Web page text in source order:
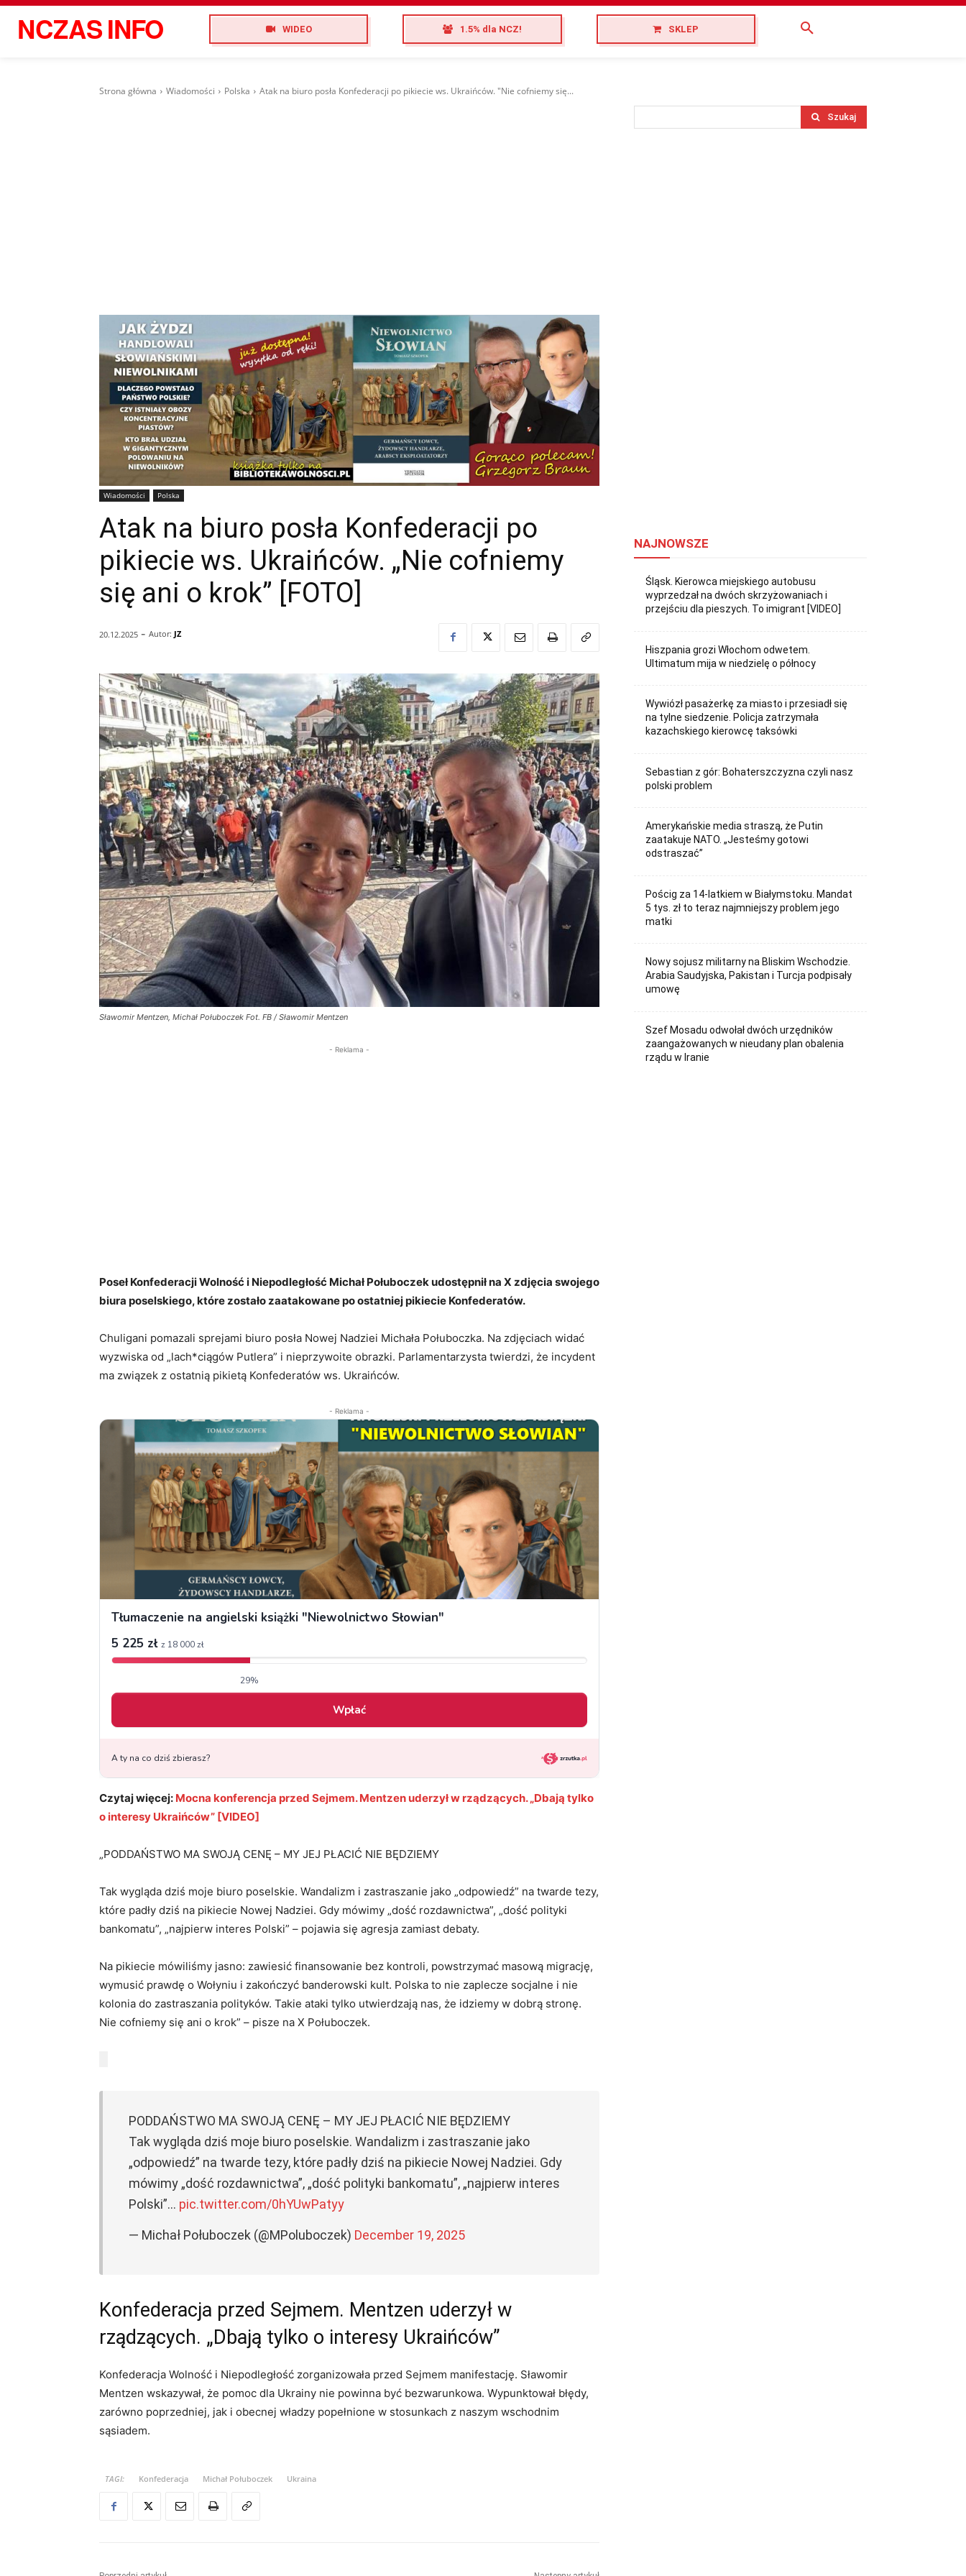
NCZASINFO WIDEO 1.5% dla NCZ! SKLEP
Strona główna Wiadomości Polska Atak na biuro posła Konfederacji po pikiecie ws. Ukraińców. "Nie cofniemy się...
Wiadomości Polska
Atak na biuro posła Konfederacji po
pikiecie ws. Ukraińców. „Nie cofniemy
się ani o krok” [FOTO]
20.12.2025 - Autor: JZ
Sławomir Mentzen, Michał Połuboczek Fot. FB / Sławomir Mentzen
- Reklama -
Poseł Konfederacji Wolność i Niepodległość Michał Połuboczek udostępnił na X zdjęcia swojego
biura poselskiego, które zostało zaatakowane po ostatniej pikiecie Konfederatów.
Chuligani pomazali sprejami biuro posła Nowej Nadziei Michała Połuboczka. Na zdjęciach widać
wyzwiska od „lach*ciągów Putlera” i nieprzywoite obrazki. Parlamentarzysta twierdzi, że incydent
ma związek z ostatnią pikietą Konfederatów ws. Ukraińców.
- Reklama -
Czytaj więcej: Mocna konferencja przed Sejmem. Mentzen uderzył w rządzących. „Dbają tylko
o interesy Ukraińców” [VIDEO]
„PODDAŃSTWO MA SWOJĄ CENĘ – MY JEJ PŁACIĆ NIE BĘDZIEMY
Tak wygląda dziś moje biuro poselskie. Wandalizm i zastraszanie jako „odpowiedź” na twarde tezy,
które padły dziś na pikiecie Nowej Nadziei. Gdy mówimy „dość rozdawnictwa”, „dość polityki
bankomatu”, „najpierw interes Polski” – pojawia się agresja zamiast debaty.
Na pikiecie mówiliśmy jasno: zawiesić finansowanie bez kontroli, powstrzymać masową migrację,
wymusić prawdę o Wołyniu i zakończyć banderowski kult. Polska to nie zaplecze socjalne i nie
kolonia do zastraszania polityków. Takie ataki tylko utwierdzają nas, że idziemy w dobrą stronę.
Nie cofniemy się ani o krok” – pisze na X Połuboczek.
PODDAŃSTWO MA SWOJĄ CENĘ – MY JEJ PŁACIĆ NIE BĘDZIEMY
Tak wygląda dziś moje biuro poselskie. Wandalizm i zastraszanie jako
„odpowiedź” na twarde tezy, które padły dziś na pikiecie Nowej Nadziei. Gdy
mówimy „dość rozdawnictwa”, „dość polityki bankomatu”, „najpierw interes
Polski”… pic.twitter.com/0hYUwPatyy
— Michał Połuboczek (@MPoluboczek) December 19, 2025
Konfederacja przed Sejmem. Mentzen uderzył w
rządzących. „Dbają tylko o interesy Ukraińców”
Konfederacja Wolność i Niepodległość zorganizowała przed Sejmem manifestację. Sławomir
Mentzen wskazywał, że pomoc dla Ukrainy nie powinna być bezwarunkowa. Wypunktował błędy,
zarówno poprzedniej, jak i obecnej władzy popełnione w stosunkach z naszym wschodnim
sąsiadem.
TAGI: Konfederacja Michał Połuboczek Ukraina
Szukaj
NAJNOWSZE
Śląsk. Kierowca miejskiego autobusu
wyprzedzał na dwóch skrzyżowaniach i
przejściu dla pieszych. To imigrant [VIDEO]
Hiszpania grozi Włochom odwetem.
Ultimatum mija w niedzielę o północy
Wywiózł pasażerkę za miasto i przesiadł się
na tylne siedzenie. Policja zatrzymała
kazachskiego kierowcę taksówki
Sebastian z gór: Bohaterszczyzna czyli nasz
polski problem
Amerykańskie media straszą, że Putin
zaatakuje NATO. „Jesteśmy gotowi
odstraszać”
Pościg za 14-latkiem w Białymstoku. Mandat
5 tys. zł to teraz najmniejszy problem jego
matki
Nowy sojusz militarny na Bliskim Wschodzie.
Arabia Saudyjska, Pakistan i Turcja podpisały
umowę
Szef Mosadu odwołał dwóch urzędników
zaangażowanych w nieudany plan obalenia
rządu w Iranie